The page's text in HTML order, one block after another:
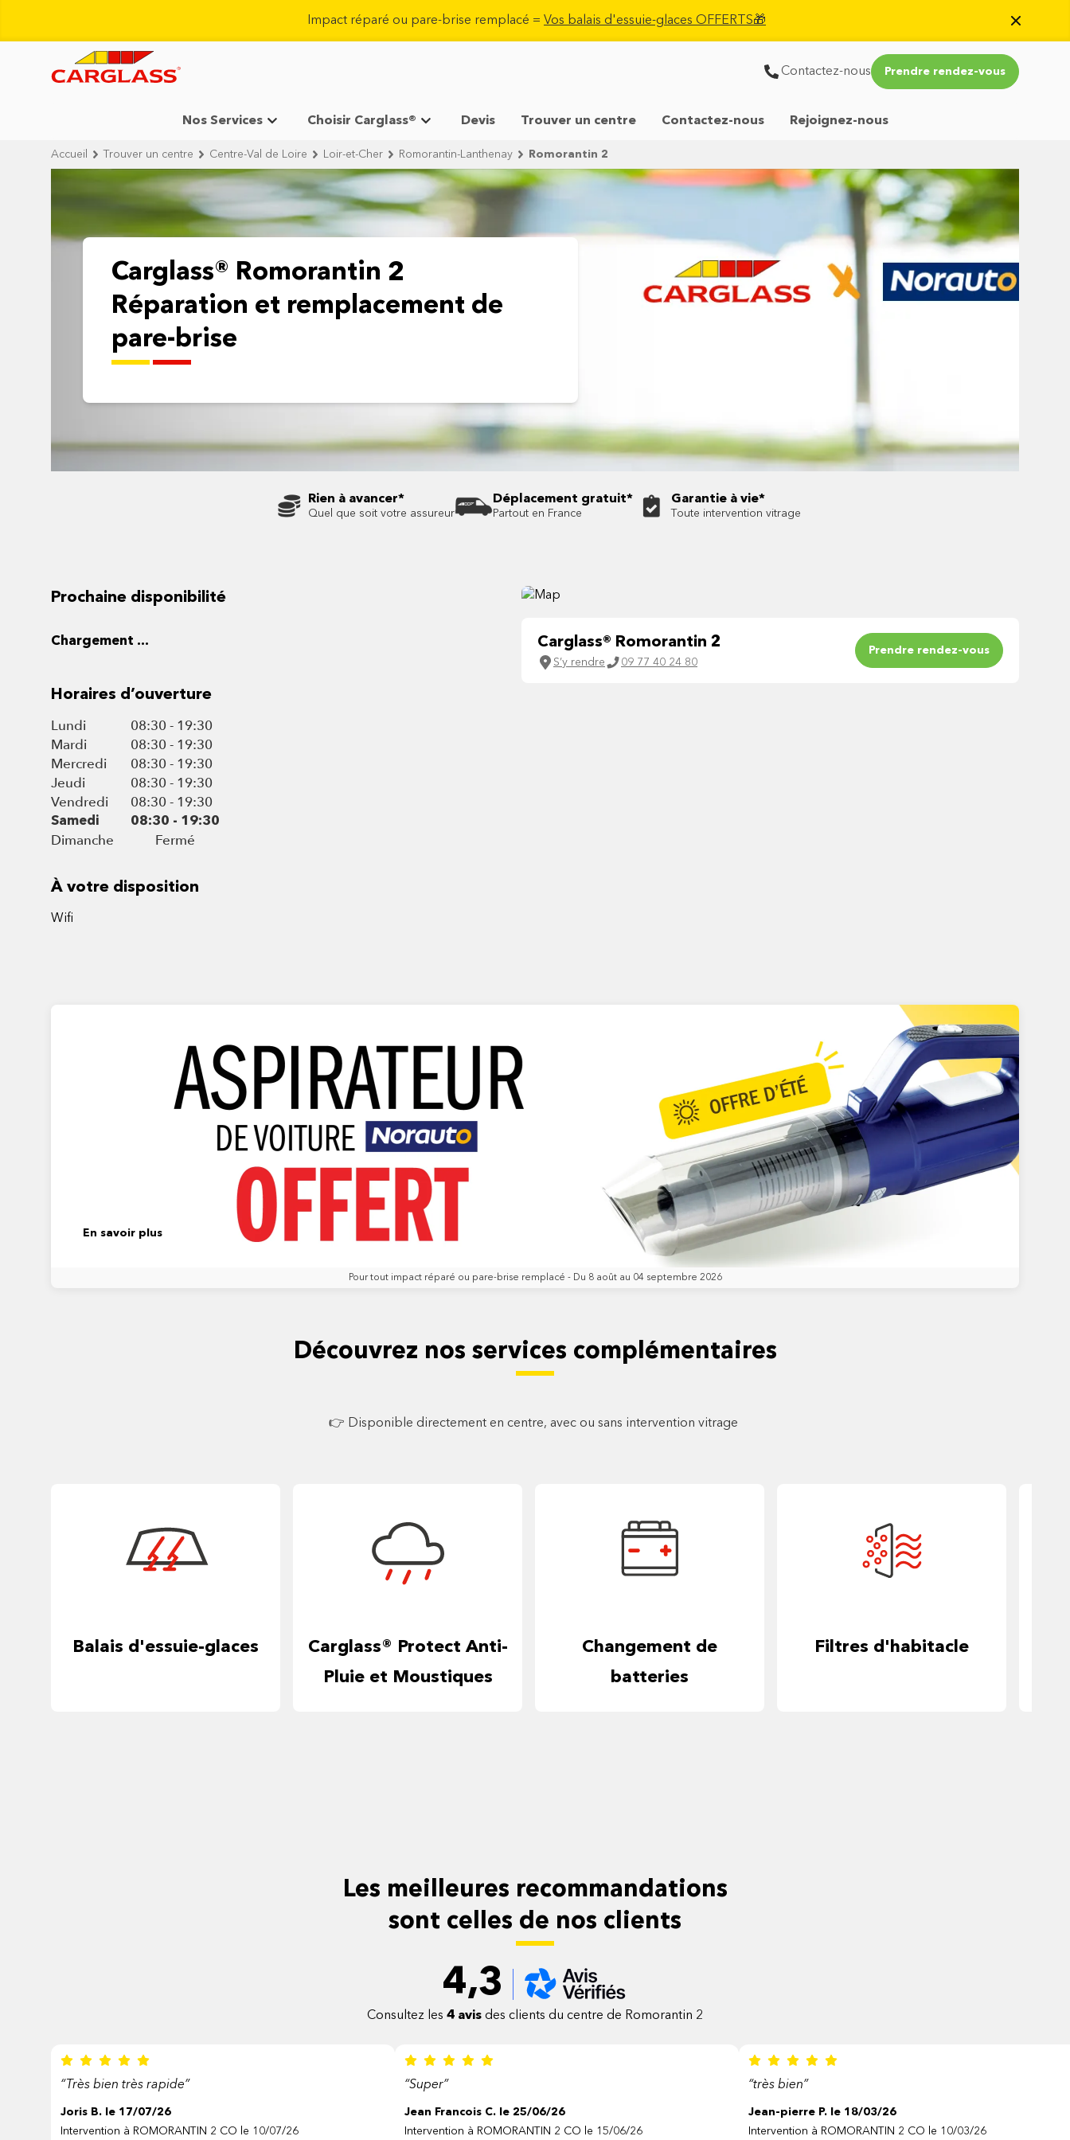
Impact réparé ou pare-brise remplacé = Vos balais d'essuie-glaces OFFERTS🎁
Contactez-nous Prendre rendez-vous
Nos Services Choisir Carglass® Devis Trouver un centre Contactez-nous Rejoignez-nous
Accueil Trouver un centre Centre-Val de Loire Loir-et-Cher Romorantin-Lanthenay Romorantin 2
Carglass® Romorantin 2
Réparation et remplacement de
pare-brise
Rien à avancer*
Quel que soit votre assureur
Déplacement gratuit*
Partout en France
Garantie à vie*
Toute intervention vitrage
Prochaine disponibilité
Chargement ...
Horaires d’ouverture
Lundi
08:30 - 19:30
Mardi
08:30 - 19:30
Mercredi
08:30 - 19:30
Jeudi
08:30 - 19:30
Vendredi
08:30 - 19:30
Samedi 08:30 - 19:30
Dimanche Fermé
À votre disposition
Wifi
Carglass® Romorantin 2
S’y rendre 09 77 40 24 80
Prendre rendez-vous
En savoir plus
Pour tout impact réparé ou pare-brise remplacé - Du 8 août au 04 septembre 2026
Découvrez nos services complémentaires
👉 Disponible directement en centre, avec ou sans intervention vitrage
Balais d'essuie-glaces
Carglass® Protect Anti-
Pluie et Moustiques
Changement de
batteries
Filtres d'habitacle
Les meilleures recommandations
sont celles de nos clients
4,3
Consultez les 4 avis des clients du centre de Romorantin 2
“Très bien très rapide”
Joris B. le 17/07/26
Intervention à ROMORANTIN 2 CO le 10/07/26
“Super”
Jean Francois C. le 25/06/26
Intervention à ROMORANTIN 2 CO le 15/06/26
“très bien”
Jean-pierre P. le 18/03/26
Intervention à ROMORANTIN 2 CO le 10/03/26